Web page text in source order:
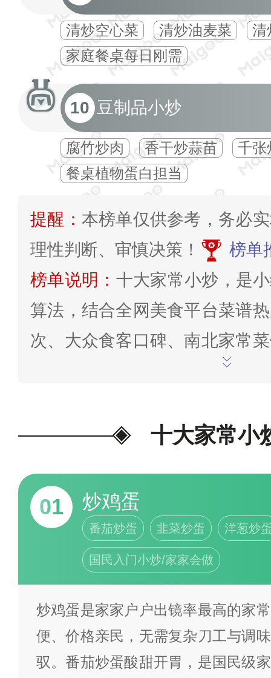
清炒空心菜 清炒油麦菜
清
家庭餐桌每日刚需
10 豆制品小炒
腐竹炒肉 香干炒蒜苗
千张
餐桌植物蛋白担当
提醒： 本榜单仅供参考，务必
理性判断、审慎决策！
榜单
榜单说明： 十大家常小炒，是
算法，结合全网美食平台菜谱
次、大众食客口碑、南北家常
成。甄选综合考量菜品家常普
度等。本榜单仅作家常菜学习
为我喜欢的投票>>
十大家常小
01 炒鸡蛋
番茄炒蛋 韭菜炒蛋 洋葱炒
国民入门小炒/家家会做
炒鸡蛋是家家户户出镜率最高的家
便、价格亲民，无需复杂刀工与调
驭。番茄炒蛋酸甜开胃，是国民级